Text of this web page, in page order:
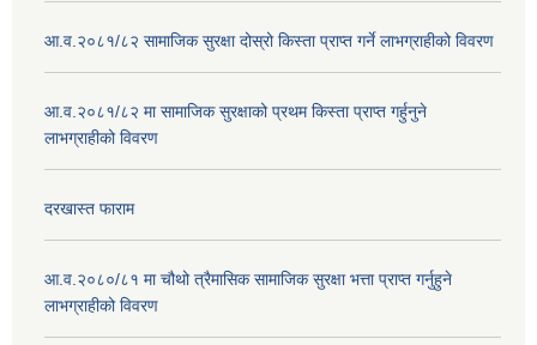
आ.व.२०८१/८२ सामाजिक सुरक्षा दोस्रो किस्ता प्राप्त गर्ने लाभग्राहीको विवरण
आ.व.२०८१/८२ मा सामाजिक सुरक्षाको प्रथम किस्ता प्राप्त गर्हुनुने
लाभग्राहीको विवरण
दरखास्त फाराम
आ.व.२०८०/८१ मा चौथो त्रैमासिक सामाजिक सुरक्षा भत्ता प्राप्त गर्नुहुने
लाभग्राहीको विवरण